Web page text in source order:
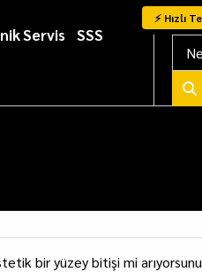
⚡ Hızlı
Servis SSS
bir yüzey bitişi mi